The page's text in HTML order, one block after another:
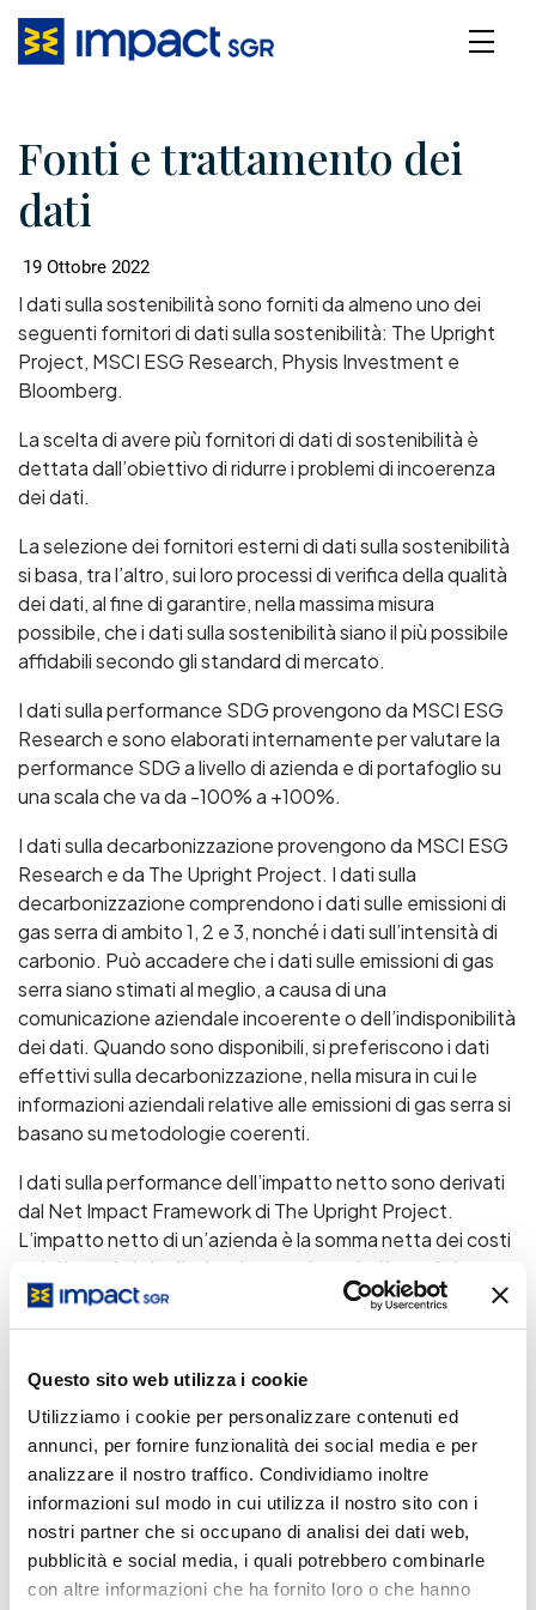
Questo sito web utilizza i cookie
Utilizziamo i cookie per personalizzare contenuti ed
annunci, per fornire funzionalità dei social media e per
analizzare il nostro traffico. Condividiamo inoltre
informazioni sul modo in cui utilizza il nostro sito con i
nostri partner che si occupano di analisi dei dati web,
pubblicità e social media, i quali potrebbero combinarle
con altre informazioni che ha fornito loro o che hanno
Fonti e trattamento dei
dati
19 Ottobre 2022
I dati sulla sostenibilità sono forniti da almeno uno dei
seguenti fornitori di dati sulla sostenibilità: The Upright
Project, MSCI ESG Research, Physis Investment e
Bloomberg.
La scelta di avere più fornitori di dati di sostenibilità è
dettata dall’obiettivo di ridurre i problemi di incoerenza
dei dati.
La selezione dei fornitori esterni di dati sulla sostenibilità
si basa, tra l’altro, sui loro processi di verifica della qualità
dei dati, al fine di garantire, nella massima misura
possibile, che i dati sulla sostenibilità siano il più possibile
affidabili secondo gli standard di mercato.
I dati sulla performance SDG provengono da MSCI ESG
Research e sono elaborati internamente per valutare la
performance SDG a livello di azienda e di portafoglio su
una scala che va da -100% a +100%.
I dati sulla decarbonizzazione provengono da MSCI ESG
Research e da The Upright Project. I dati sulla
decarbonizzazione comprendono i dati sulle emissioni di
gas serra di ambito 1, 2 e 3, nonché i dati sull’intensità di
carbonio. Può accadere che i dati sulle emissioni di gas
serra siano stimati al meglio, a causa di una
comunicazione aziendale incoerente o dell’indisponibilità
dei dati. Quando sono disponibili, si preferiscono i dati
effettivi sulla decarbonizzazione, nella misura in cui le
informazioni aziendali relative alle emissioni di gas serra si
basano su metodologie coerenti.
I dati sulla performance dell’impatto netto sono derivati
dal Net Impact Framework di The Upright Project.
L’impatto netto di un’azienda è la somma netta dei costi
e dei benefici che l’azienda crea. I costi e i benefici
includono tutti i tipi di costi e benefici, comprese le
esternalità. Poiché l’impatto netto è una misura dei costi
creazione di valore netto di un’azienda. Il modello di
impatto netto di Upright misura i costi e i benefici in
quattro dimensioni: ambiente, salute, società e
conoscenza. Esempi di costi sono, ad esempio, le
emissioni di gas serra di una fabbrica di automobili,
l’utilizzo di manodopera altamente qualificata da parte di
un’azienda informatica e i danni alla salute umana causati
dalle bevande zuccherate. Esempi di benefici sono, ad